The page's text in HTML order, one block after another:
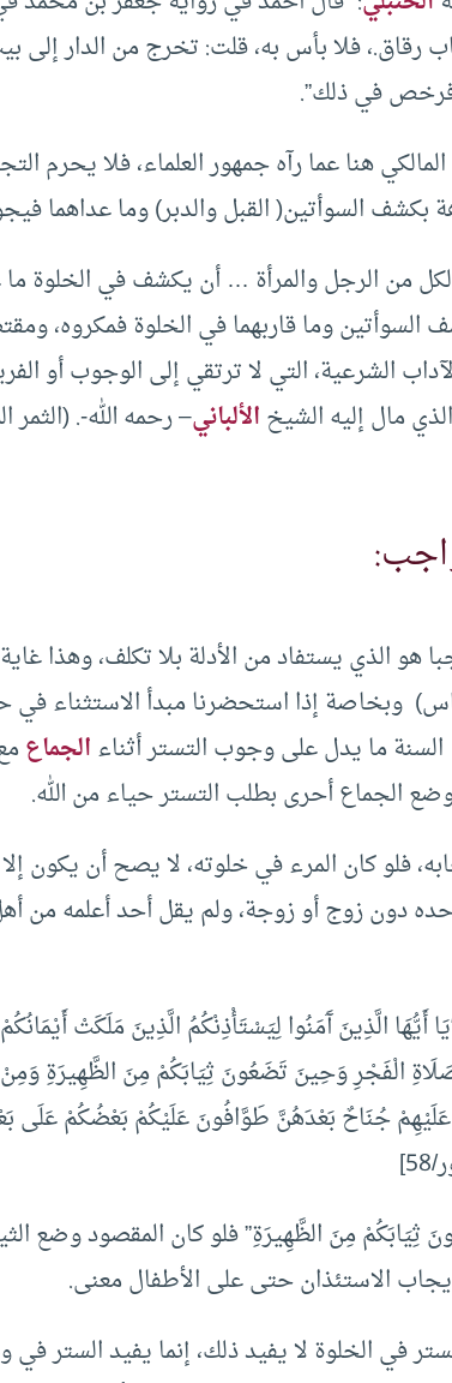
رقاق.، فلا بأس به، قلت: تخرج من الدار إلى
فرخص في ذلك”.
هنا عما رآه جمهور العلماء، فلا يحرم
السوأتين( القبل والدبر) وما عداهما
من الرجل والمرأة … أن يكشف في الخلوة ما
السوأتين وما قاربهما في الخلوة فمكروه،
الشرعية، التي لا ترتقي إلى الوجوب أو
مال إليه الشيخالألباني– رحمه الله-.
هو الذي يستفاد من الأدلة بلا تكلف، وهذا
وبخاصة إذا استحضرنا مبدأ الاستثناء في
ما يدل على وجوب التستر أثناءالجماع
الجماع أحرى بطلب التستر حياء من الله.
فلو كان المرء في خلوته، لا يصح أن يكون
دون زوج أو زوجة، ولم يقل أحد أعلمه من
الَّذِينَ آَمَنُوا لِيَسْتَأْذِنْكُمُ الَّذِينَ مَلَكَتْ
الْفَجْرِ وَحِينَ تَضَعُونَ ثِيَابَكُمْ مِنَ الظَّهِيرَةِ
جُنَاحٌ بَعْدَهُنَّ طَوَّافُونَ عَلَيْكُمْ بَعْضُكُمْ عَلَى
ثِيَابَكُمْ مِنَ الظَّهِيرَةِ” فلو كان المقصود وضع
الاستئذان حتى على الأطفال معنى.
في الخلوة لا يفيد ذلك، إنما يفيد الستر في